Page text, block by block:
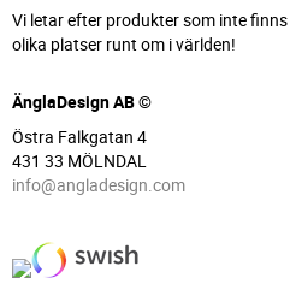
Vi letar efter produkter som inte
olika platser runt om i världen!
ÄnglaDesign AB ©
Östra Falkgatan 4
431 33 MÖLNDAL
info@angladesign.com